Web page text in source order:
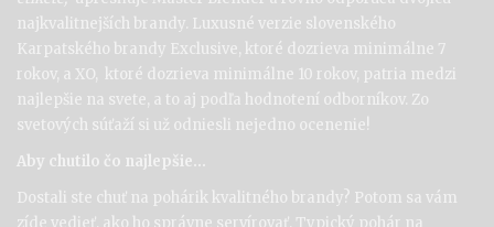
najkvalitnejších brandy. Luxusné verzie slovenského
Karpatského brandy Exclusive, ktoré dozrieva minimálne 7
rokov, a XO, ktoré dozrieva minimálne 10 rokov, patria medzi
najlepšie na svete, a to aj podľa hodnotení odborníkov. Zo
svetových súťaží si už odniesli nejedno ocenenie!
Aby chutilo čo najlepšie…
Dostali ste chuť na pohárik kvalitného brandy? Potom sa vám
zíde vedieť, ako ho správne servírovať. Typický pohár na